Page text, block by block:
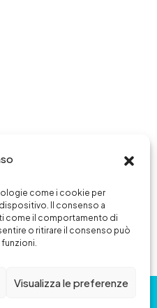
come i cookie per
Il consenso a
come il comportamento di
o ritirare il consenso può
Visualizza le preferenze